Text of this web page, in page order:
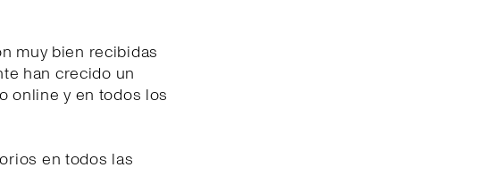
muy bien recibidas
han crecido un
online y en todos los
en todos las